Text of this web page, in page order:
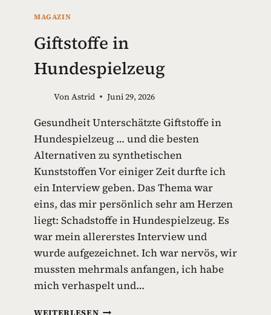
MAGAZIN
Giftstoffe in
Hundespielzeug
VonAstrid Juni 29, 2026
Gesundheit Unterschätzte Giftstoffe in
Hundespielzeug … und die besten
Alternativen zu synthetischen
Kunststoffen Vor einiger Zeit durfte ich
ein Interview geben. Das Thema war
eins, das mir persönlich sehr am Herzen
liegt: Schadstoffe in Hundespielzeug. Es
war mein allererstes Interview und
wurde aufgezeichnet. Ich war nervös, wir
mussten mehrmals anfangen, ich habe
mich verhaspelt und…
G